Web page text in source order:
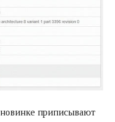
приписывают